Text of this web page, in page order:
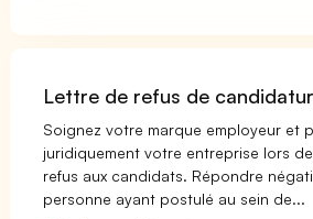
Lettre de refus de
Soignez votre marque employeur et
juridiquement votre entreprise lors
refus aux candidats. Répondre
personne ayant postulé au sein de...